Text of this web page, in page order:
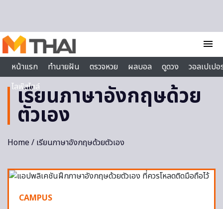
menu
หน้าแรก
ทำนายฝัน ตรวจหวย ผลบอล ดูดวง
วอลเปเป
ไลฟ์สไตล์
เรียนภาษาอังกฤษด้วย
ตัวเอง
Home/ เรียนภาษาอังกฤษด้วยตัวเอง
CAMPUS